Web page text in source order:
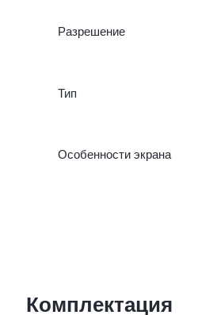
Разрешение
Тип
Особенности экрана
Комплектация